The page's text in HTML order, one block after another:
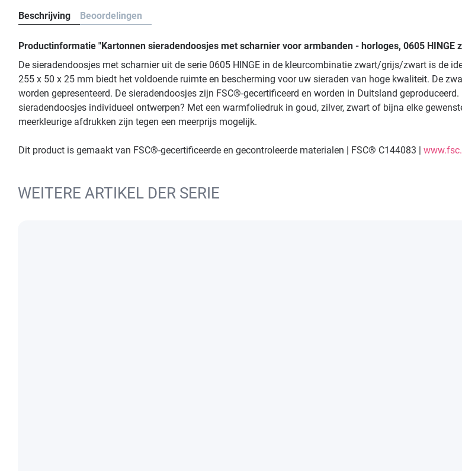
Beschrijving Beoordelingen
Productinformatie "Kartonnen sieradendoosjes met scharnier voor armbanden - horloges, 0605
De sieradendoosjes met scharnier uit de serie 0605 HINGE in de kleurcombinatie zwart/grijs/zwart is de
255 x 50 x 25 mm biedt het voldoende ruimte en bescherming voor uw sieraden van hoge kwaliteit. De
worden gepresenteerd. De sieradendoosjes zijn FSC®-gecertificeerd en worden in Duitsland
sieradendoosjes individueel ontwerpen? Met een warmfoliedruk in goud, zilver, zwart of bijna elke
meerkleurige afdrukken zijn tegen een meerprijs mogelijk.
Dit product is gemaakt van FSC®-gecertificeerde en gecontroleerde materialen | FSC® C144083 |
WEITERE ARTIKEL DER SERIE